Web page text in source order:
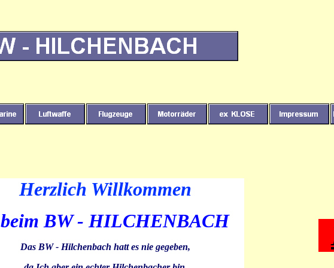
Herzlich Willkommen
beim BW - HILCHENBACH
Das BW - Hilchenbach hatt es nie gegeben,